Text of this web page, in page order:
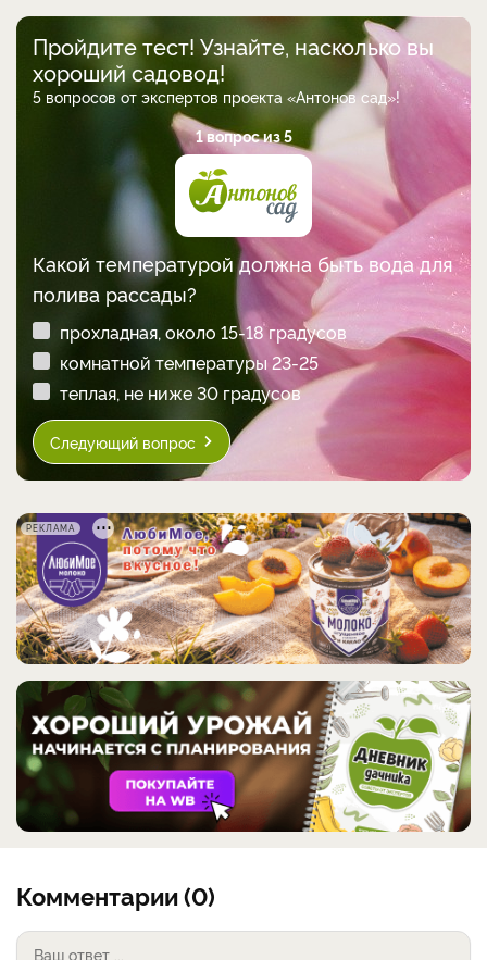
Пройдите тест! Узнайте, насколько вы
хороший садовод!
5 вопросов от экспертов проекта «Антонов сад»!
1 вопрос из 5
Какой температурой должна быть вода для
полива рассады?
прохладная, около 15-18 градусов
комнатной температуры 23-25
теплая, не ниже 30 градусов
Следующий вопрос
РЕКЛАМА
Комментарии (0)